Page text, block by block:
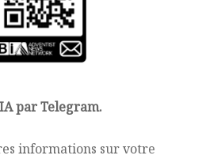
par Telegram.
informations sur votre